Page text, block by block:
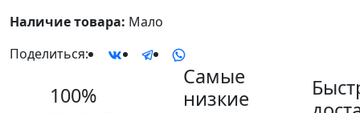
Наличие товара: Мало
Поделиться:
100%
Самые
низкие